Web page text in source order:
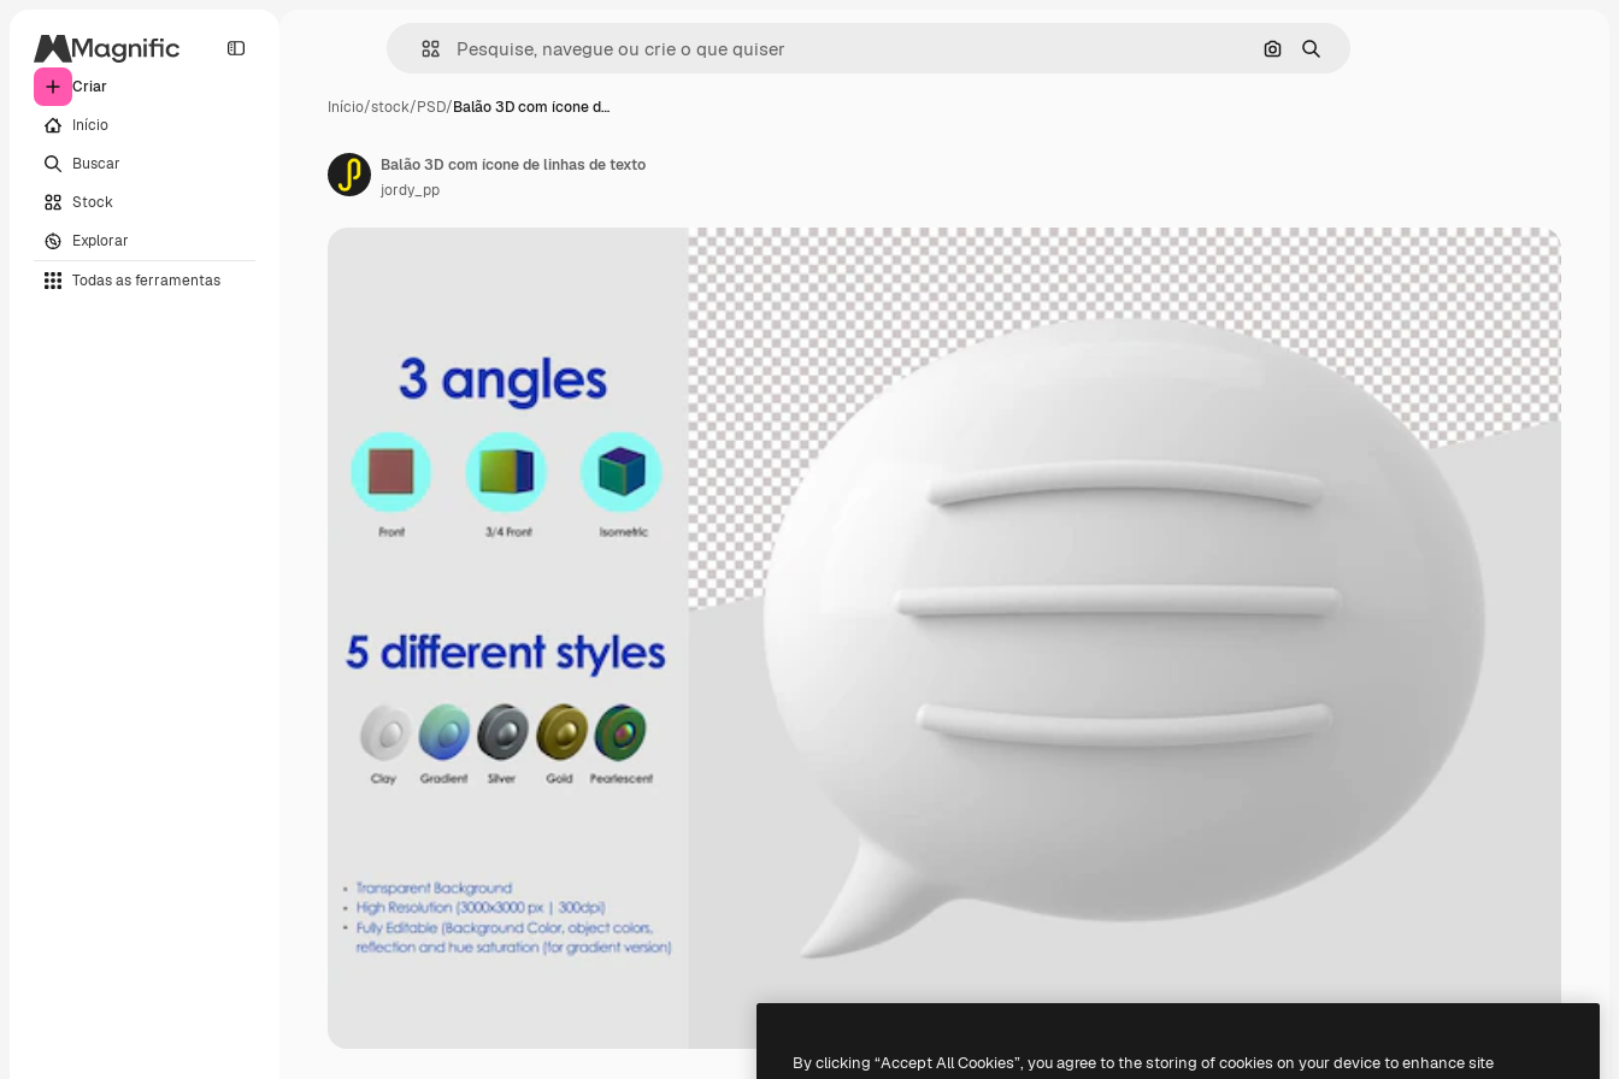
Criar
Início
Buscar
Stock
Explorar
Todas as ferramentas
Pesquisar por imagem
Buscar
Início/stock/PSD/Balão 3D com ícone d…
Balão 3D com ícone de linhas de texto
jordy_pp
By clicking “Accept All Cookies”, you agree to the storing of cookies on your device to enhance site